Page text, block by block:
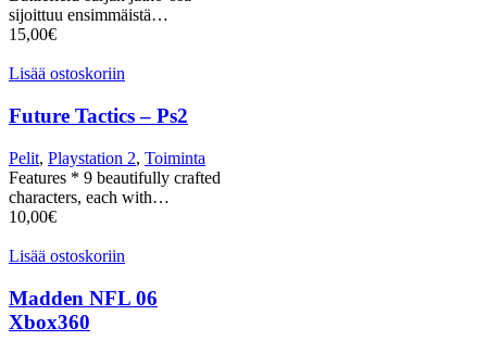
sijoittuu ensimmäistä…
15,00€
Lisää ostoskoriin
Future Tactics – Ps2
Pelit, Playstation 2, Toiminta
Features * 9 beautifully crafted
characters, each with…
10,00€
Lisää ostoskoriin
Madden NFL 06
Xbox360